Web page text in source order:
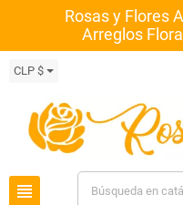
Rosas y Flores
Arreglos
CLP $
view_headline